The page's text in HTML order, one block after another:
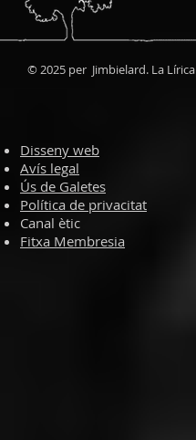
© 2025 per Jimbielard. La
Disseny web
Avís legal
Ús de Galetes
Política de privacitat
Canal ètic
Fitxa Membresia